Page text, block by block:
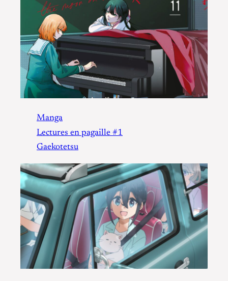
Manga
Lectures en pagaille #1
Gaekotetsu